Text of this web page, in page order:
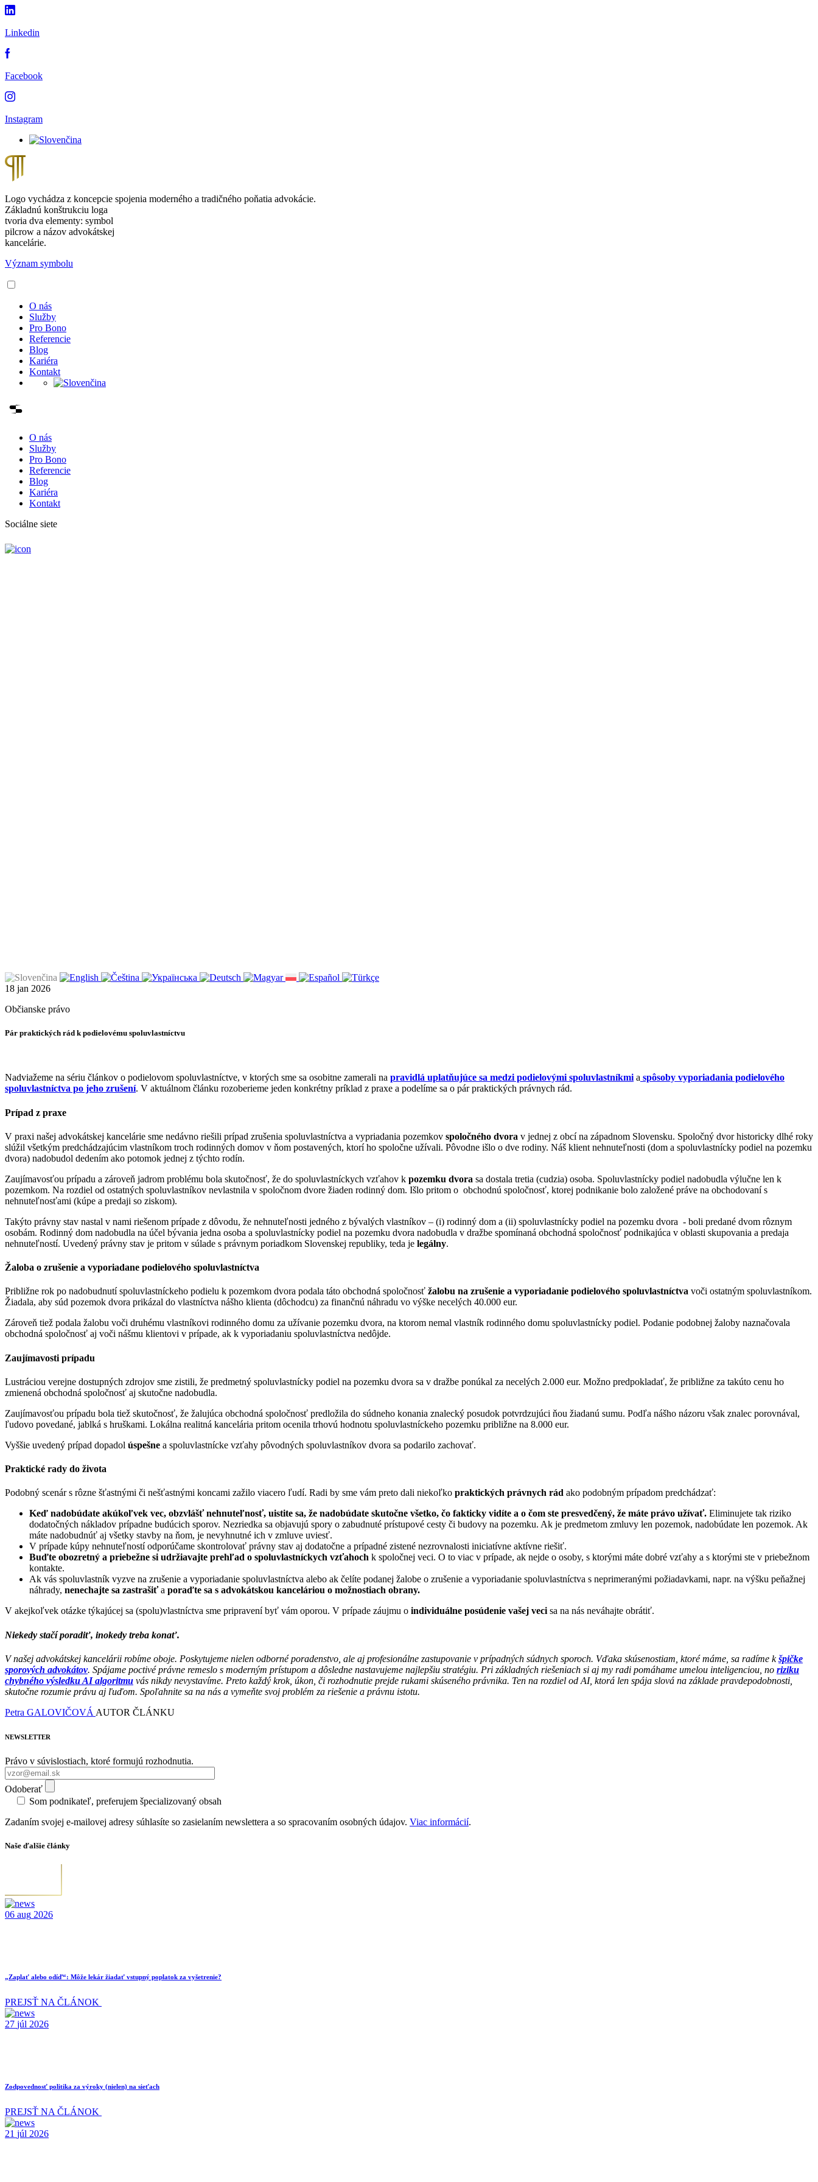
Linkedin
Facebook
Instagram
Logo vychádza z koncepcie spojenia moderného a tradičného poňatia advokácie.
Základnú konštrukciu loga
tvoria dva elementy: symbol
pilcrow a názov advokátskej
kancelárie.
Význam symbolu
O nás
Služby
Pro Bono
Referencie
Blog
Kariéra
Kontakt
O nás
Služby
Pro Bono
Referencie
Blog
Kariéra
Kontakt
Sociálne siete
18 jan 2026
Občianske právo
Pár praktických rád k podielovému spoluvlastníctvu
Nadviažeme na sériu článkov o podielovom spoluvlastníctve, v ktorých sme sa osobitne zamerali na pravidlá uplatňujúce sa medzi podielovými spoluvlastníkmi a spôsoby vyporiadania podielového
spoluvlastníctva po jeho zrušení. V aktuálnom článku rozoberieme jeden konkrétny príklad z praxe a podelíme sa o pár praktických právnych rád.
Prípad z praxe
V praxi našej advokátskej kancelárie sme nedávno riešili prípad zrušenia spoluvlastníctva a vypriadania pozemkov spoločného dvora v jednej z obcí na západnom Slovensku. Spoločný dvor historicky dlhé roky
slúžil všetkým predchádzajúcim vlastníkom troch rodinných domov v ňom postavených, ktorí ho spoločne užívali. Pôvodne išlo o dve rodiny. Náš klient nehnuteľnosti (dom a spoluvlastnícky podiel na pozemku
dvora) nadobudol dedením ako potomok jednej z týchto rodín.
Zaujímavosťou prípadu a zároveň jadrom problému bola skutočnosť, že do spoluvlastníckych vzťahov k pozemku dvora sa dostala tretia (cudzia) osoba. Spoluvlastnícky podiel nadobudla výlučne len k
pozemkom. Na rozdiel od ostatných spoluvlastníkov nevlastnila v spoločnom dvore žiaden rodinný dom. Išlo pritom o obchodnú spoločnosť, ktorej podnikanie bolo založené práve na obchodovaní s
nehnuteľnosťami (kúpe a predaji so ziskom).
Takýto právny stav nastal v nami riešenom prípade z dôvodu, že nehnuteľnosti jedného z bývalých vlastníkov – (i) rodinný dom a (ii) spoluvlastnícky podiel na pozemku dvora - boli predané dvom rôznym
osobám. Rodinný dom nadobudla na účel bývania jedna osoba a spoluvlastnícky podiel na pozemku dvora nadobudla v dražbe spomínaná obchodná spoločnosť podnikajúca v oblasti skupovania a predaja
nehnuteľností. Uvedený právny stav je pritom v súlade s právnym poriadkom Slovenskej republiky, teda je legálny.
Žaloba o zrušenie a vyporiadane podielového spoluvlastníctva
Približne rok po nadobudnutí spoluvlastníckeho podielu k pozemkom dvora podala táto obchodná spoločnosť žalobu na zrušenie a vyporiadanie podielového spoluvlastníctva voči ostatným spoluvlastníkom.
Žiadala, aby súd pozemok dvora prikázal do vlastníctva nášho klienta (dôchodcu) za finančnú náhradu vo výške necelých 40.000 eur.
Zároveň tiež podala žalobu voči druhému vlastníkovi rodinného domu za užívanie pozemku dvora, na ktorom nemal vlastník rodinného domu spoluvlastnícky podiel. Podanie podobnej žaloby naznačovala
obchodná spoločnosť aj voči nášmu klientovi v prípade, ak k vyporiadaniu spoluvlastníctva nedôjde.
Zaujímavosti prípadu
Lustráciou verejne dostupných zdrojov sme zistili, že predmetný spoluvlastnícky podiel na pozemku dvora sa v dražbe ponúkal za necelých 2.000 eur. Možno predpokladať, že približne za takúto cenu ho
zmienená obchodná spoločnosť aj skutočne nadobudla.
Zaujímavosťou prípadu bola tiež skutočnosť, že žalujúca obchodná spoločnosť predložila do súdneho konania znalecký posudok potvrdzujúci ňou žiadanú sumu. Podľa nášho názoru však znalec porovnával,
ľudovo povedané, jablká s hruškami. Lokálna realitná kancelária pritom ocenila trhovú hodnotu spoluvlastníckeho pozemku približne na 8.000 eur.
Vyššie uvedený prípad dopadol úspešne a spoluvlastnícke vzťahy pôvodných spoluvlastníkov dvora sa podarilo zachovať.
Praktické rady do života
Podobný scenár s rôzne šťastnými či nešťastnými koncami zažilo viacero ľudí. Radi by sme vám preto dali niekoľko praktických právnych rád ako podobným prípadom predchádzať:
Keď nadobúdate akúkoľvek vec, obzvlášť nehnuteľnosť, uistite sa, že nadobúdate skutočne všetko, čo fakticky vidíte a o čom ste presvedčený, že máte právo užívať. Eliminujete tak riziko
dodatočných nákladov prípadne budúcich sporov. Nezriedka sa objavujú spory o zabudnuté prístupové cesty či budovy na pozemku. Ak je predmetom zmluvy len pozemok, nadobúdate len pozemok. Ak
máte nadobudnúť aj všetky stavby na ňom, je nevyhnutné ich v zmluve uviesť.
V prípade kúpy nehnuteľností odporúčame skontrolovať právny stav aj dodatočne a prípadné zistené nezrovnalosti iniciatívne aktívne riešiť.
Buďte obozretný a priebežne si udržiavajte prehľad o spoluvlastníckych vzťahoch k spoločnej veci. O to viac v prípade, ak nejde o osoby, s ktorými máte dobré vzťahy a s ktorými ste v priebežnom
kontakte.
Ak vás spoluvlastník vyzve na zrušenie a vyporiadanie spoluvlastníctva alebo ak čelíte podanej žalobe o zrušenie a vyporiadanie spoluvlastníctva s neprimeranými požiadavkami, napr. na výšku peňažnej
náhrady, nenechajte sa zastrašiťa poraďte sa s advokátskou kanceláriou o možnostiach obrany.
V akejkoľvek otázke týkajúcej sa (spolu)vlastníctva sme pripravení byť vám oporou. V prípade záujmu o individuálne posúdenie vašej vecisa na nás neváhajte obrátiť.
Niekedy stačí poradiť, inokedy treba konať.
V našej advokátskej kancelárii robíme oboje. Poskytujeme nielen odborné poradenstvo, ale aj profesionálne zastupovanie v prípadných súdnych sporoch. Vďaka skúsenostiam, ktoré máme, sa radíme kšpičke
sporových advokátov. Spájame poctivé právne remeslo s moderným prístupom a dôsledne nastavujeme najlepšiu stratégiu. Pri základných riešeniach si aj my radi pomáhame umelou inteligenciou, no riziku
chybného výsledku AI algoritmu vás nikdy nevystavíme. Preto každý krok, úkon, či rozhodnutie prejde rukami skúseného právnika. Ten na rozdiel od AI, ktorá len spája slová na základe pravdepodobnosti,
skutočne rozumie právu aj ľuďom. Spoľahnite sa na nás a vymeňte svoj problém za riešenie a právnu istotu.
Petra GALOVIČOVÁ AUTOR ČLÁNKU
NEWSLETTER
Právo v súvislostiach, ktoré formujú rozhodnutia.
Odoberať
Som podnikateľ, preferujem špecializovaný obsah
Zadaním svojej e-mailovej adresy súhlasíte so zasielaním newslettera a so spracovaním osobných údajov. Viac informácií.
Naše ďalšie články
06 aug 2026
„Zaplať alebo odíď“: Môže lekár žiadať vstupný poplatok za vyšetrenie?
PREJSŤ NA ČLÁNOK
27 júl 2026
Zodpovednosť politika za výroky (nielen) na sieťach
PREJSŤ NA ČLÁNOK
21 júl 2026